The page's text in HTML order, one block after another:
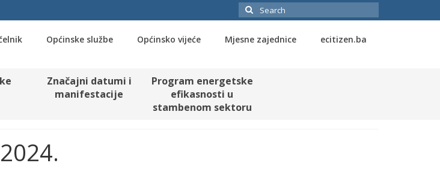
Search
for:
Općinske službe Općinsko vijeće Mjesne zajednice ecitizen.ba
Značajni datumi i
manifestacije
Program energetske
efikasnosti u
stambenom sektoru